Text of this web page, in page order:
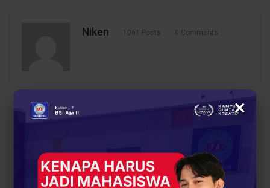
Niken 1061 Posts 0 Comments
PREV POST
Dibayar untuk Jalan-
Banyak Anak Muda Pilih
Prodi Pariwisata
NEXT POST
bagi Pengurus Majelis
Taklim
×